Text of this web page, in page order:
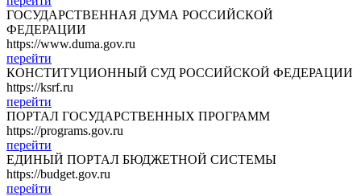
ГОСУДАРСТВЕННАЯ ДУМА РОССИЙСКОЙ
ФЕДЕРАЦИИ
https://www.duma.gov.ru
перейти
КОНСТИТУЦИОННЫЙ СУД РОССИЙСКОЙ ФЕДЕРАЦИИ
https://ksrf.ru
перейти
ПОРТАЛ ГОСУДАРСТВЕННЫХ ПРОГРАММ
https://programs.gov.ru
перейти
ЕДИНЫЙ ПОРТАЛ БЮДЖЕТНОЙ СИСТЕМЫ
https://budget.gov.ru
перейти